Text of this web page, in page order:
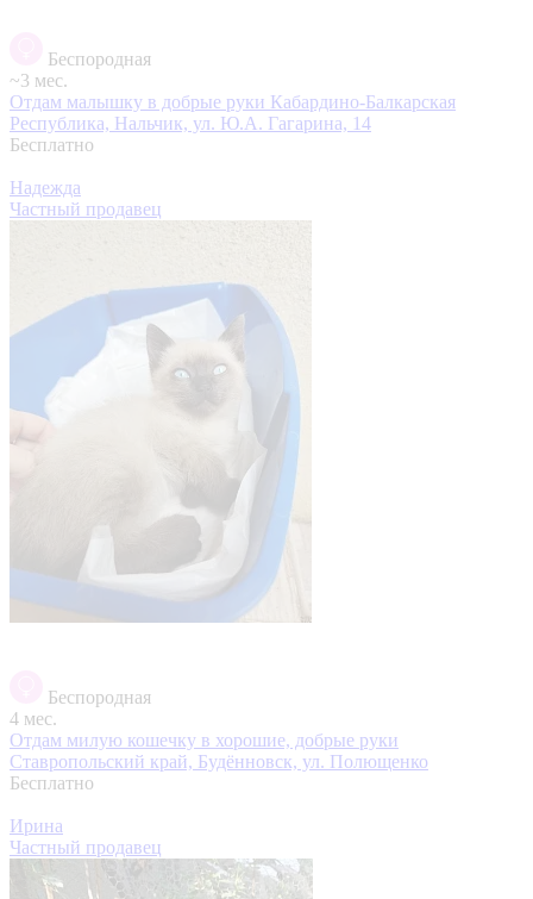
Беспородная
~3 мес.
Отдам малышку в добрые руки Кабардино-Балкарская
Республика, Нальчик, ул. Ю.А. Гагарина, 14
Бесплатно
Надежда
Частный продавец
Беспородная
4 мес.
Отдам милую кошечку в хорошие, добрые руки
Ставропольский край, Будённовск, ул. Полющенко
Бесплатно
Ирина
Частный продавец